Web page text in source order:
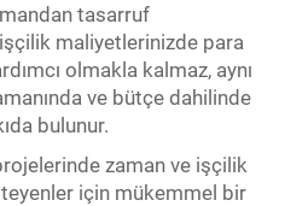
tasarruf
maliyetlerinizde para
olmakla kalmaz, aynı
ve bütçe dahilinde
bulunur.
zaman ve işçilik
için mükemmel bir